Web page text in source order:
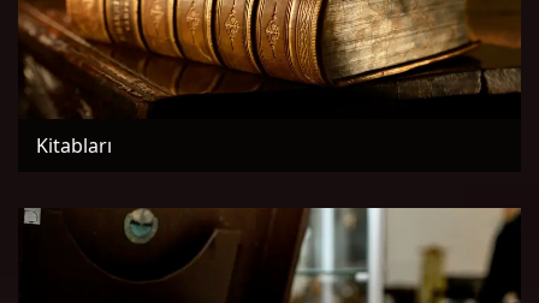
Kitabları